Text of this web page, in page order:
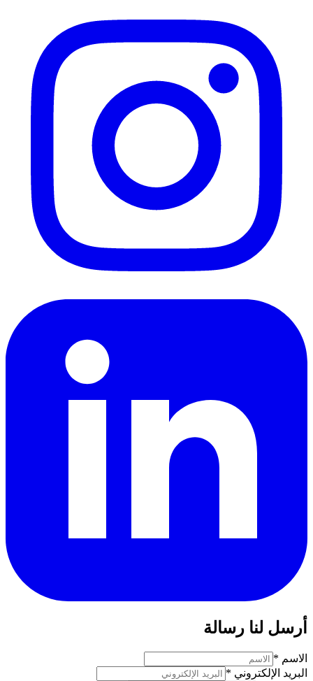
أرسل لنا رسالة
الاسم *
البريد الإلكتروني *